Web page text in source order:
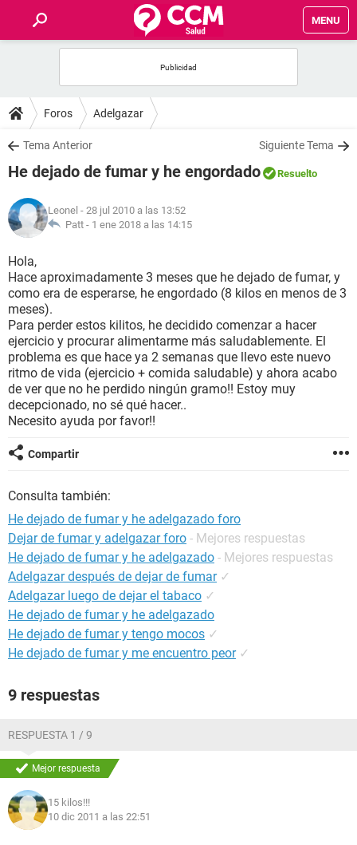
MENU
FOROS
SALUD
FAMILIA
NUTRICIÓN
BIENESTAR
SEXUALIDAD
GLOSARIO
Foros Adelgazar
Tema Anterior Siguiente Tema
He dejado de fumar y he engordado Resuelto
Leonel - 28 jul 2010 a las 13:52
Patt - 1 ene 2018 a las 14:15
Hola,
Hace aproximadamente 3 meses que he dejado de fumar, y
como era de esperarse, he engordado (8 kilos en menos de 3
meses).
Para perder estos kilitos, he decidido comenzar a hacer
ejercicio y procurar alimentarme más saludablemente. El
problema es que hace ya 2 semanas que llevo este nuevo
ritmo de vida (ejercicio + comida saludable) y ahora acabo
de ver que no he perdido ningún gramo!! Estoy muy
decepcionado, no sé qué hacer..
Necesito ayuda por favor!!
Compartir
Consulta también:
He dejado de fumar y he adelgazado foro
Dejar de fumar y adelgazar foro - Mejores respuestas
He dejado de fumar y he adelgazado - Mejores respuestas
Adelgazar después de dejar de fumar ✓
Adelgazar luego de dejar el tabaco ✓
He dejado de fumar y he adelgazado
He dejado de fumar y tengo mocos ✓
He dejado de fumar y me encuentro peor ✓
9 respuestas
RESPUESTA 1 / 9
Mejor respuesta
15 kilos!!!
10 dic 2011 a las 22:51